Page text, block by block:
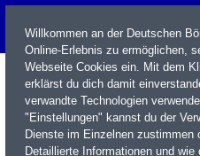
Willkommen an der Deutschen
Online-Erlebnis zu ermöglichen,
Webseite Cookies ein. Mit dem
erklärst du dich damit
verwandte Technologien
"Einstellungen" kannst du der
Dienste im Einzelnen zustimmen
Detaillierte Informationen und wie